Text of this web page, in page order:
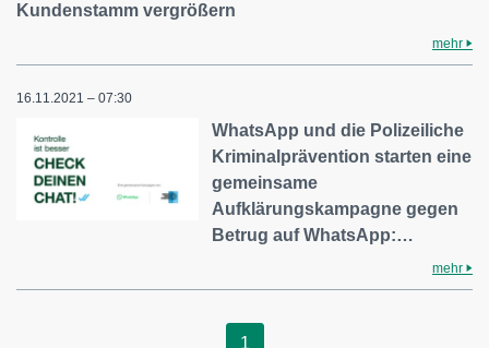
Kundenstamm vergrößern
mehr
16.11.2021 – 07:30
WhatsApp und die Polizeiliche
Kriminalprävention starten eine
gemeinsame
Aufklärungskampagne gegen
Betrug auf WhatsApp:…
mehr
1